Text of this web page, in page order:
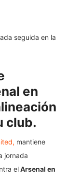
en
club.
mantiene
jornada
elArsenal en